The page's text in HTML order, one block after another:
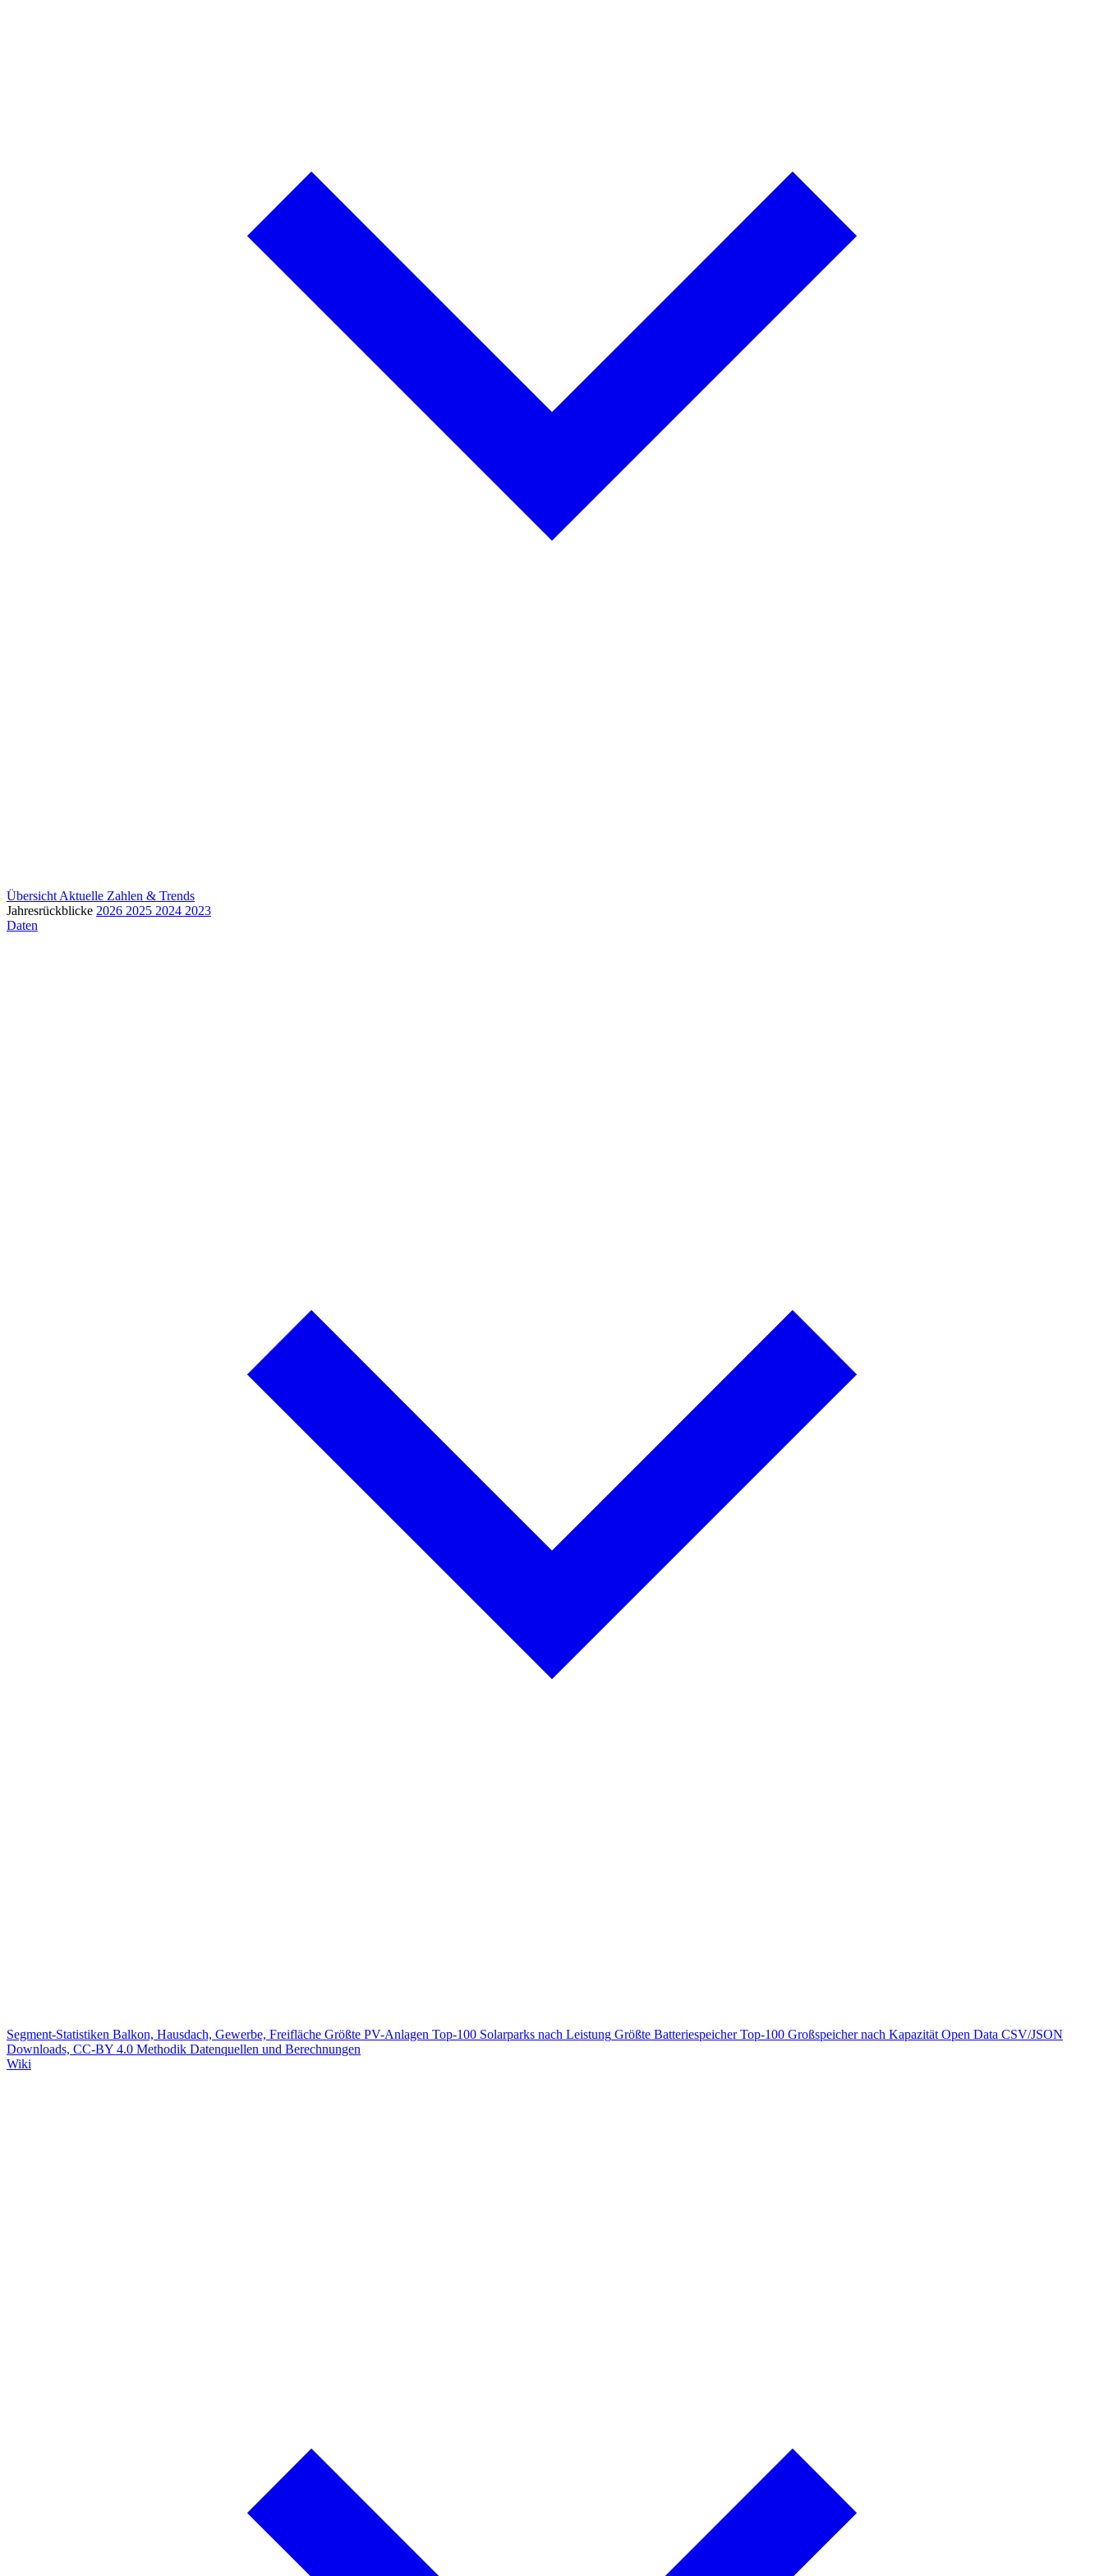
Übersicht Aktuelle Zahlen & Trends
Jahresrückblicke 2026 2025 2024 2023
Daten
Segment-Statistiken Balkon, Hausdach, Gewerbe, Freifläche Größte PV-Anlagen Top-100 Solarparks nach Leistung Größte Batteriespeicher Top-100 Großspeicher nach Kapazität Open Data CSV/JSON
Downloads, CC-BY 4.0 Methodik Datenquellen und Berechnungen
Wiki